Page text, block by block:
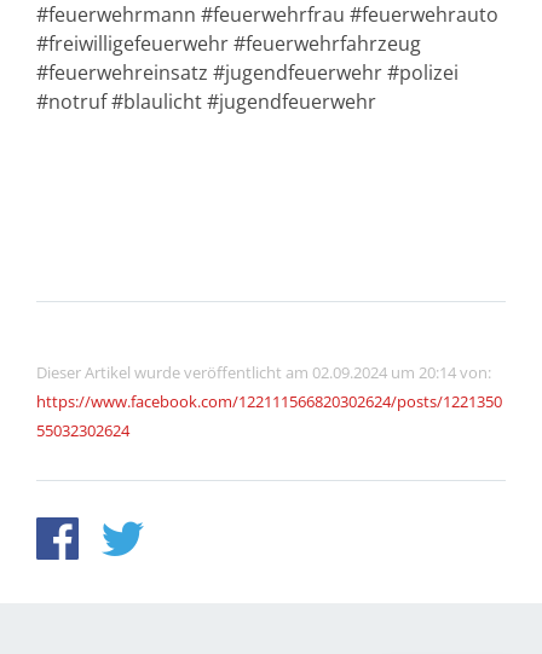
#feuerwehrmann #feuerwehrfrau #feuerwehrauto
#freiwilligefeuerwehr #feuerwehrfahrzeug
#feuerwehreinsatz #jugendfeuerwehr #polizei
#notruf #blaulicht #jugendfeuerwehr
Dieser Artikel wurde veröffentlicht am 02.09.2024 um 20:14 von:
https://www.facebook.com/122111566820302624/posts/1221350
55032302624